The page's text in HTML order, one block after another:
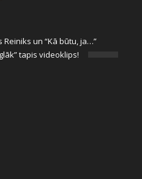
Reiniks un “Kā būtu, ja…”
tapis videoklips!